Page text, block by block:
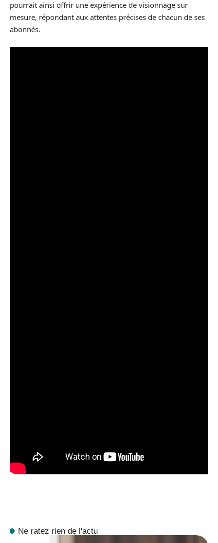
pourrait ainsi offrir une expérience de visionnage sur
mesure, répondant aux attentes précises de chacun de ses
abonnés.
Ne ratez rien de l'actu